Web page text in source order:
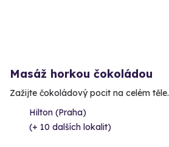
Masáž horkou čokoládou
Zažijte čokoládový pocit na celém těle.
Hilton (Praha)
(+ 10 dalších lokalit)